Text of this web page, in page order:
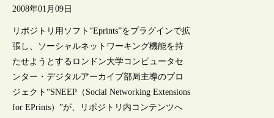
2008年01月09日
リポジトリ用ソフト“Eprints”をプラグインで拡
張し、ソーシャルネットワーキング機能を持
たせようとするロンドン大学コンピュータセ
ンター・デジタルアーカイブ部局主導のプロ
ジェクト“SNEEP（Social Networking Extensions
for EPrints）”が、リポジトリ内コンテンツへ